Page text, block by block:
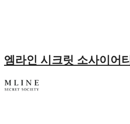
엠라인 시크릿 소사이어티